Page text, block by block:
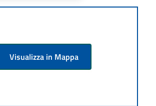
Visualizza in Mappa